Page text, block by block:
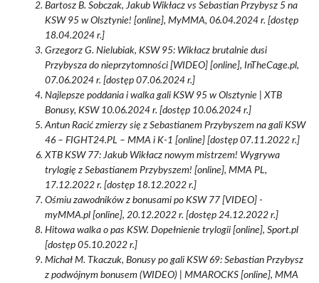
Bartosz B. Sobczak, Jakub Wikłacz vs Sebastian Przybysz 5 na
KSW 95 w Olsztynie! [online], MyMMA, 06.04.2024 r. [dostęp
18.04.2024 r.]
Grzegorz G. Nielubiak, KSW 95: Wikłacz brutalnie dusi
Przybysza do nieprzytomności [WIDEO] [online], InTheCage.pl,
07.06.2024 r. [dostęp 07.06.2024 r.]
Najlepsze poddania i walka gali KSW 95 w Olsztynie | XTB
Bonusy, KSW 10.06.2024 r. [dostęp 10.06.2024 r.]
Antun Racić zmierzy się z Sebastianem Przybyszem na gali KSW
46 – FIGHT24.PL – MMA i K-1 [online] [dostęp 07.11.2022 r.]
XTB KSW 77: Jakub Wikłacz nowym mistrzem! Wygrywa
trylogię z Sebastianem Przybyszem! [online], MMA PL,
17.12.2022 r. [dostęp 18.12.2022 r.]
Ośmiu zawodników z bonusami po KSW 77 [VIDEO] -
myMMA.pl [online], 20.12.2022 r. [dostęp 24.12.2022 r.]
Hitowa walka o pas KSW. Dopełnienie trylogii [online], Sport.pl
[dostęp 05.10.2022 r.]
Michał M. Tkaczuk, Bonusy po gali KSW 69: Sebastian Przybysz
z podwójnym bonusem (WIDEO) | MMAROCKS [online], MMA